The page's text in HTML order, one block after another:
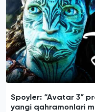
Spoyler: “Avatar 3”
yangi qahramonlari